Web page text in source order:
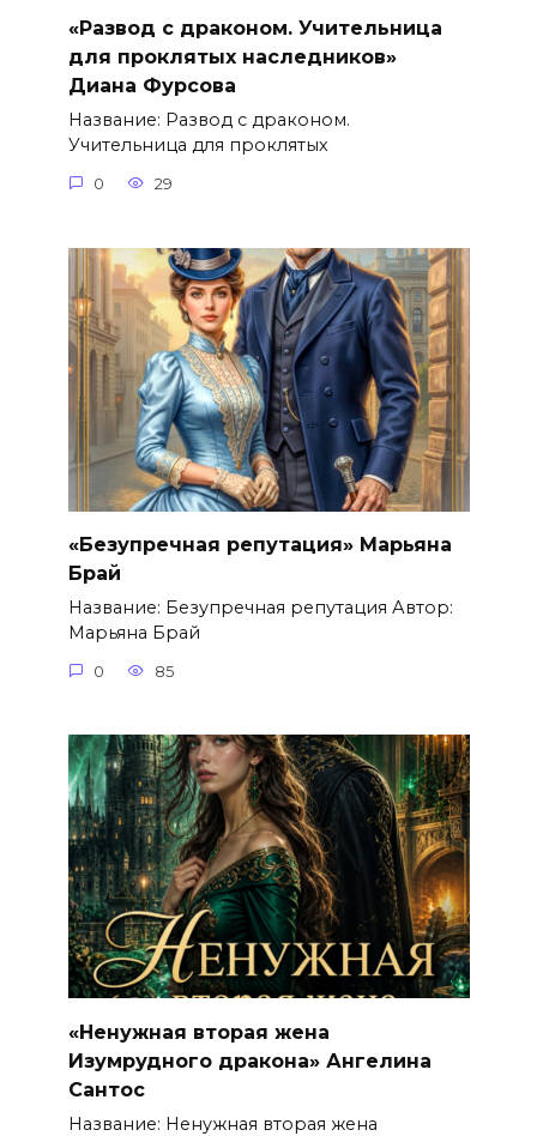
«Развод с драконом. Учительница
для проклятых наследников»
Диана Фурсова
Название: Развод с драконом.
Учительница для проклятых
0 29
«Безупречная репутация» Марьяна
Брай
Название: Безупречная репутация Автор:
Марьяна Брай
0 85
«Ненужная вторая жена
Изумрудного дракона» Ангелина
Сантос
Название: Ненужная вторая жена